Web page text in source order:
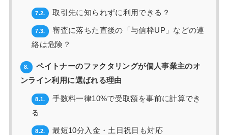
7.2. 取引先に知られずに利用できる？
7.3.
審査に落ちた直後の「与信枠UP」などの連
絡は危険？
8.
ペイトナーのファクタリングが個人事業主のオ
ンライン利用に選ばれる理由
8.1.
手数料一律10%で受取額を事前に計算でき
る
8.2. 最短10分入金・土日祝日も対応